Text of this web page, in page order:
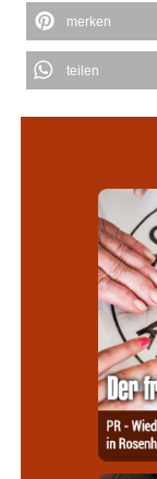
merken
teilen